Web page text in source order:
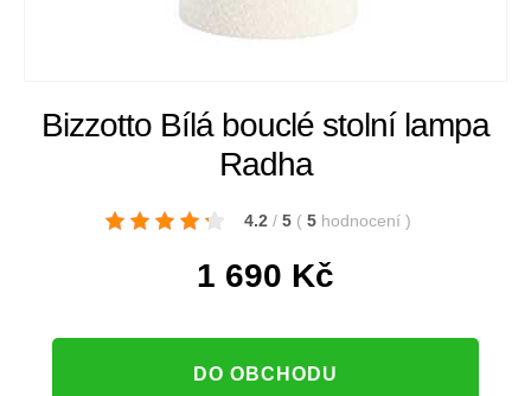
Bizzotto Bílá bouclé stolní lampa
Radha
4.2 / 5 ( 5 hodnocení )
1 690 Kč
DO OBCHODU